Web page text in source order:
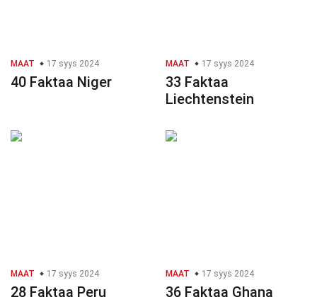
MAAT 17 syys 2024
40 Faktaa Niger
MAAT 17 syys 2024
33 Faktaa
Liechtenstein
MAAT 17 syys 2024
28 Faktaa Peru
MAAT 17 syys 2024
36 Faktaa Ghana